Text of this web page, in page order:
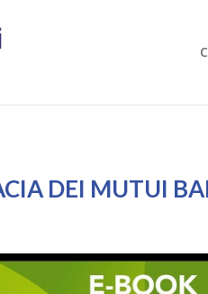
DEI MUTUI